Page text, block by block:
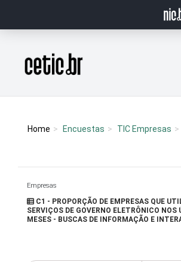
Página inicial
Home Encuestas TIC Empresas
Empresas
C1 - PROPORÇÃO DE EMPRESAS QUE
SERVIÇOS DE GOVERNO ELETRÔNICO NOS
MESES - BUSCAS DE INFORMAÇÃO E